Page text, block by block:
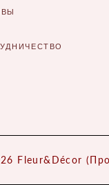
Fleur&Décor